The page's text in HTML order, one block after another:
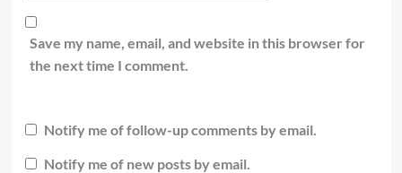
Save my name, email, and website in this browser for
the next time I comment.
Notify me of follow-up comments by email.
Notify me of new posts by email.